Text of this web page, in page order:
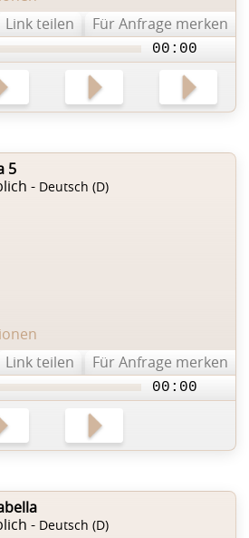
Link teilen
Für Anfrage merken
00:00
5
- Deutsch (D)
Link teilen
Für Anfrage merken
00:00
- Deutsch (D)